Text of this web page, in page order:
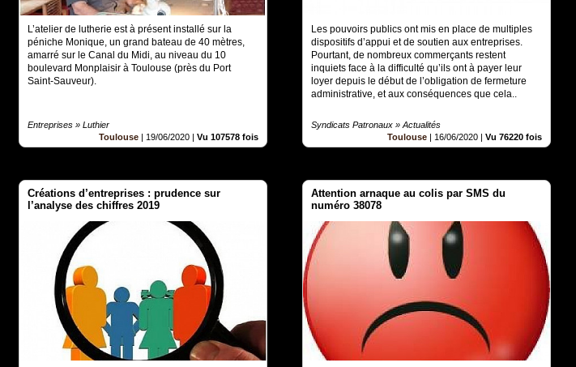
L’atelier de lutherie est à présent installé sur la
péniche Monique, un grand bateau de 40 mètres,
amarré sur le Canal du Midi, au niveau du 10
boulevard Monplaisir à Toulouse (près du Port
Saint-Sauveur).
Entreprises » Luthier
Toulouse | 19/06/2020 |Vu 107578 fois
Les pouvoirs publics ont mis en place de multiples
dispositifs d’appui et de soutien aux entreprises.
Pourtant, de nombreux commerçants restent
inquiets face à la difficulté qu’ils ont à payer leur
loyer depuis le début de l’obligation de fermeture
administrative, et aux conséquences que cela..
Syndicats Patronaux » Actualités
Toulouse | 16/06/2020 |Vu 76220 fois
Créations d’entreprises : prudence sur
l’analyse des chiffres 2019
Attention arnaque au colis par SMS du
numéro 38078